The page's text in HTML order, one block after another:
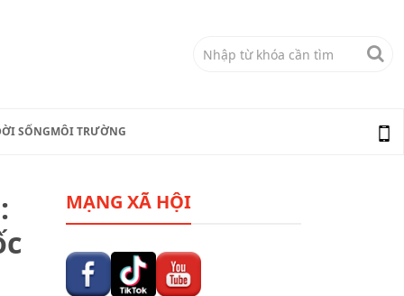
SỐNGMÔI TRƯỜNG
MẠNG XÃ HỘI